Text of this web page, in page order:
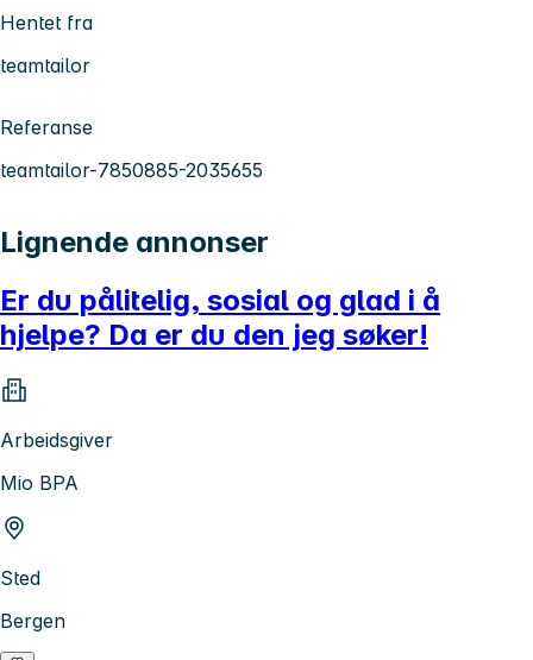
Hentet fra
teamtailor
Referanse
teamtailor-7850885-2035655
Lignende annonser
Er du pålitelig, sosial og glad i å
hjelpe? Da er du den jeg søker!
Arbeidsgiver
Mio BPA
Sted
Bergen